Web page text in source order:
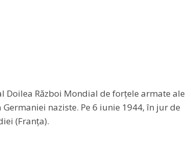
Război Mondial de forțele armate ale
naziste. Pe 6 iunie 1944, în jur de
(Franța).